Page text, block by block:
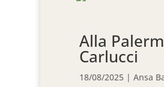
Alla
Carlucci
18/08/2025 |Ansa